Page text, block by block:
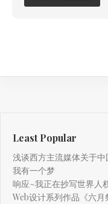
Least Popular
浅谈西方主流媒体关于
我有一个梦
响应~我正在抄写世界人
Web设计系列作品《六